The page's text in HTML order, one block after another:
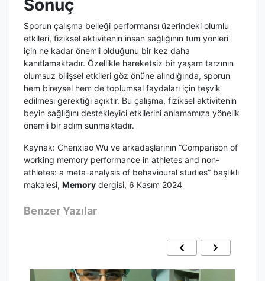
Sonuç
Sporun çalışma belleği performansı üzerindeki olumlu
etkileri, fiziksel aktivitenin insan sağlığının tüm yönleri
için ne kadar önemli olduğunu bir kez daha
kanıtlamaktadır. Özellikle hareketsiz bir yaşam tarzının
olumsuz bilişsel etkileri göz önüne alındığında, sporun
hem bireysel hem de toplumsal faydaları için teşvik
edilmesi gerektiği açıktır. Bu çalışma, fiziksel aktivitenin
beyin sağlığını destekleyici etkilerini anlamamıza yönelik
önemli bir adım sunmaktadır.
Kaynak: Chenxiao Wu ve arkadaşlarının “Comparison of
working memory performance in athletes and non-
athletes: a meta-analysis of behavioural studies” başlıklı
makalesi, Memory dergisi, 6 Kasım 2024
Benzer Yazılar